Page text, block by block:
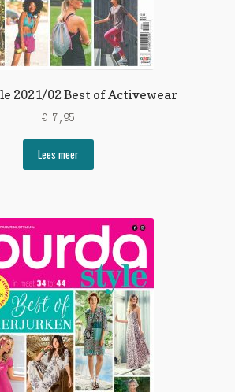
2021/02 Best of Activewear
€ 7,95
Lees meer